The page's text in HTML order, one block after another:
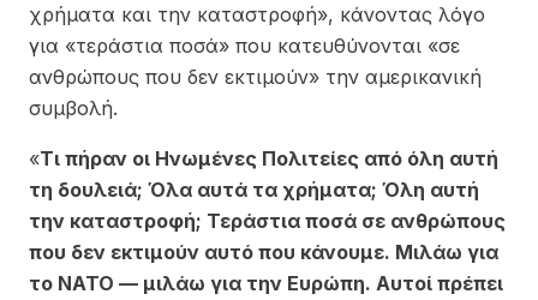
χρήματα και την καταστροφή», κάνοντας λόγο
για «τεράστια ποσά» που κατευθύνονται «σε
ανθρώπους που δεν εκτιμούν» την αμερικανική
συμβολή.
«Τι πήραν οι Ηνωμένες Πολιτείες από όλη αυτή
τη δουλειά; Όλα αυτά τα χρήματα; Όλη αυτή
την καταστροφή; Τεράστια ποσά σε ανθρώπους
που δεν εκτιμούν αυτό που κάνουμε. Μιλάω για
το ΝΑΤΟ — μιλάω για την Ευρώπη. Αυτοί πρέπει